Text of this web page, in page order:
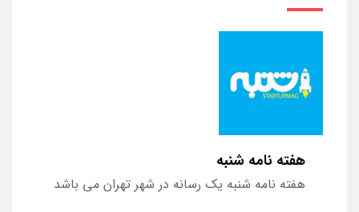
هفته نامه شنبه
هفته نامه شنبه یک رسانه در شهر تهران می باشد